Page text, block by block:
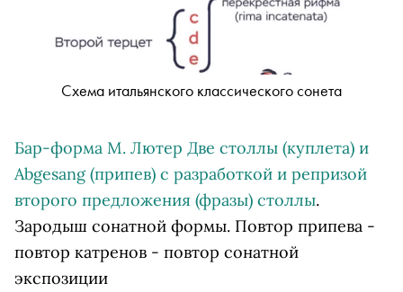
Схема итальянского классического сонета
Бар-форма М. Лютер Две столлы (куплета) и
Abgesang (припев) с разработкой и репризой
второго предложения (фразы) столлы.
Зародыш сонатной формы. Повтор припева -
повтор катренов - повтор сонатной
экспозиции